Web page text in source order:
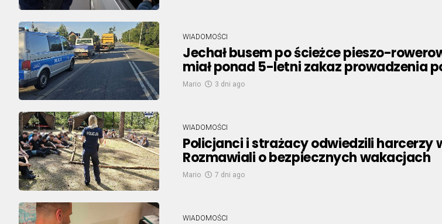
WIADOMOŚCI
Jechał busem po ścieżce pieszo-
miał ponad 5-letni zakaz prowadzenia
Mario 3 dni ago
WIADOMOŚCI
Policjanci i strażacy odwiedzili harcerzy
Rozmawiali o bezpiecznych wakacjach
Mario 7 dni ago
WIADOMOŚCI